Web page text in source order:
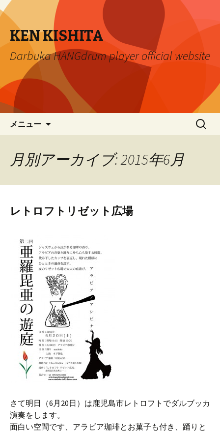
KEN KISHITA
Darbuka HANGdrum player official website
メニュー
ン
検
索:
月別アーカイブ: 2015年6月
レトロフトリゼット広場
さて明日（6月20日）は鹿児島市レトロフトでダルブッカ
演奏をします。
面白い空間です、アラビア珈琲とお菓子も付き、踊りと